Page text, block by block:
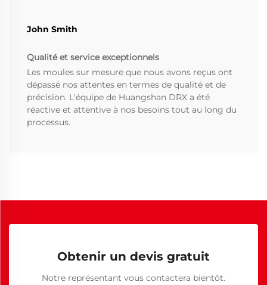
John Smith
Qualité et service exceptionnels
Les moules sur mesure que nous avons reçus ont
dépassé nos attentes en termes de qualité et de
précision. L'équipe de Huangshan DRX a été
réactive et attentive à nos besoins tout au long du
processus.
Obtenir un devis gratuit
Notre représentant vous contactera bientôt.